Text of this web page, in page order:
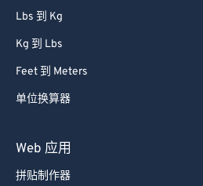
Lbs 到 Kg
Kg 到 Lbs
Feet 到 Meters
单位换算器
Web 应用
拼贴制作器